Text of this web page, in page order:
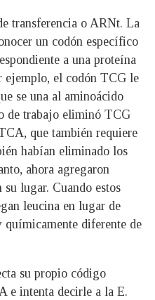
transferencia o ARNt. La
un codón específico
a una proteína
ejemplo, el codón TCG le
se una al aminoácido
de trabajo eliminó TCG
que también requiere
habían eliminado los
ahora agregaron
lugar. Cuando estos
leucina en lugar de
químicamente diferente de
su propio código
e intenta decirle a la E.